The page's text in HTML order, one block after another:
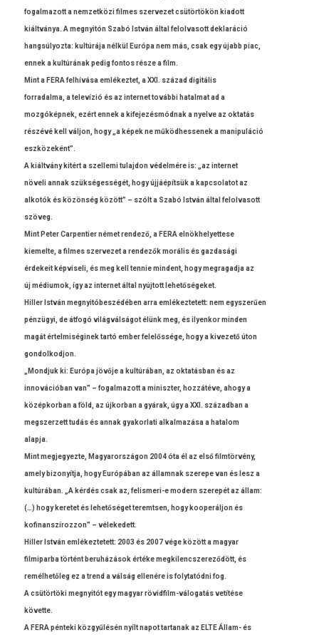
fogal­mazott a nem­zetközi fil­mes szer­vezet csütörtökön kiadott
kiáltványa. A meg­nyitón Szabó István által felol­vasott de­klaráció
han­gsúlyoz­ta: kultúrája nélkül Európa nem más, csak egy újabb piac,
ennek a kultúrának pedig fon­tos része a film.
Mint a FERA felhívása em­lékez­tet, a XXI. század digitális
for­radal­ma, a televízió és az in­ter­net további hatal­mat ad a
mozgóképnek, ezért ennek a kifejezés­módnak a nyel­ve az oktatás
részévé kell váljon, hogy „a képek ne működ­hessenek a man­ipuláció
eszközeként”.
A kiáltvány kitért a szel­lemi tulaj­don védelmére is: „az in­ter­net
növeli annak szükségességét, hogy újjáépítsük a kapcsolatot az
alkotók és közönség között” – szólt a Szabó István által felol­vasott
szöveg.
Mint Peter Car­penti­er német re­ndező, a FERA el­nökhelyet­tese
kiemel­te, a fil­mes szer­vezet a re­ndezők morális és gaz­dasági
érdekeit kép­viseli, és meg kell ten­nie min­dent, hogy meg­ragad­ja az
új médiumok, így az in­ter­net által nyújtott lehetőségeket.
Hill­er István meg­nyitóbes­zédéb­en arra em­lékez­tetett: nem egys­zerű­en
pénzügyi, de átfogó világválságot élünk meg, és il­yen­kor mind­en
magát értel­miséginek tartó ember felelőssége, hogy a kivezető úton
gon­dolkod­jon.
„Mondjuk ki: Európa jövője a kultúrában, az oktatásban és az
innovációban van” – fogal­mazott a miniszt­er, hozzátéve, ahogy a
közép­korban a föld, az újkor­ban a gyárak, úgy a XXI. század­ban a
megszer­zett tudás és annak gyakor­lati al­kal­mazása a hatalom
al­ap­ja.
Mint meg­jegyez­te, Magyarországon 2004 óta él az első filmtörvény,
amely bi­zonyít­ja, hogy Európában az állam­nak szerepe van és lesz a
kultúrában. „A kérdés csak az, felismeri-e modern szerepét az állam:
(…) hogy keretet és lehetőséget teremts­en, hogy kooperál­jon és
kofinanszíroz­zon” – vélekedett.
Hill­er István em­lékez­tetett: 2003 és 2007 vége között a magyar
fil­mipar­ba történt beruházások értéke meg­kilencszereződött, és
remélhetőleg ez a trend a válság ellenére is folytatód­ni fog.
A csütörtöki meg­nyitót egy magyar rövidfilm-válogatás vetítése
követte.
A FERA pénteki közgyűlésén nyílt napot tar­tanak az ELTE Állam- és